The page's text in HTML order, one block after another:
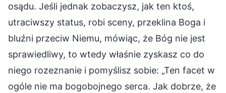
osądu. Jeśli jednak zobaczysz, jak ten ktoś,
utraciwszy status, robi sceny, przeklina Boga i
bluźni przeciw Niemu, mówiąc, że Bóg nie jest
sprawiedliwy, to wtedy właśnie zyskasz co do
niego rozeznanie i pomyślisz sobie: „Ten facet w
ogóle nie ma bogobojnego serca. Jak dobrze, że